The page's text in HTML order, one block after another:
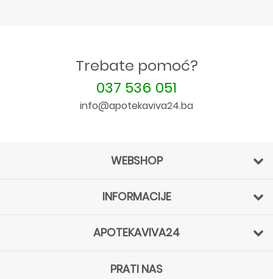
Trebate pomoć?
037 536 051
info@apotekaviva24.ba
WEBSHOP
INFORMACIJE
APOTEKAVIVA24
PRATI NAS